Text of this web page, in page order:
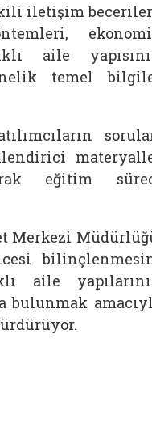
iletişim
aile
temel
eğitim
Merkezi
aile
bulunmak